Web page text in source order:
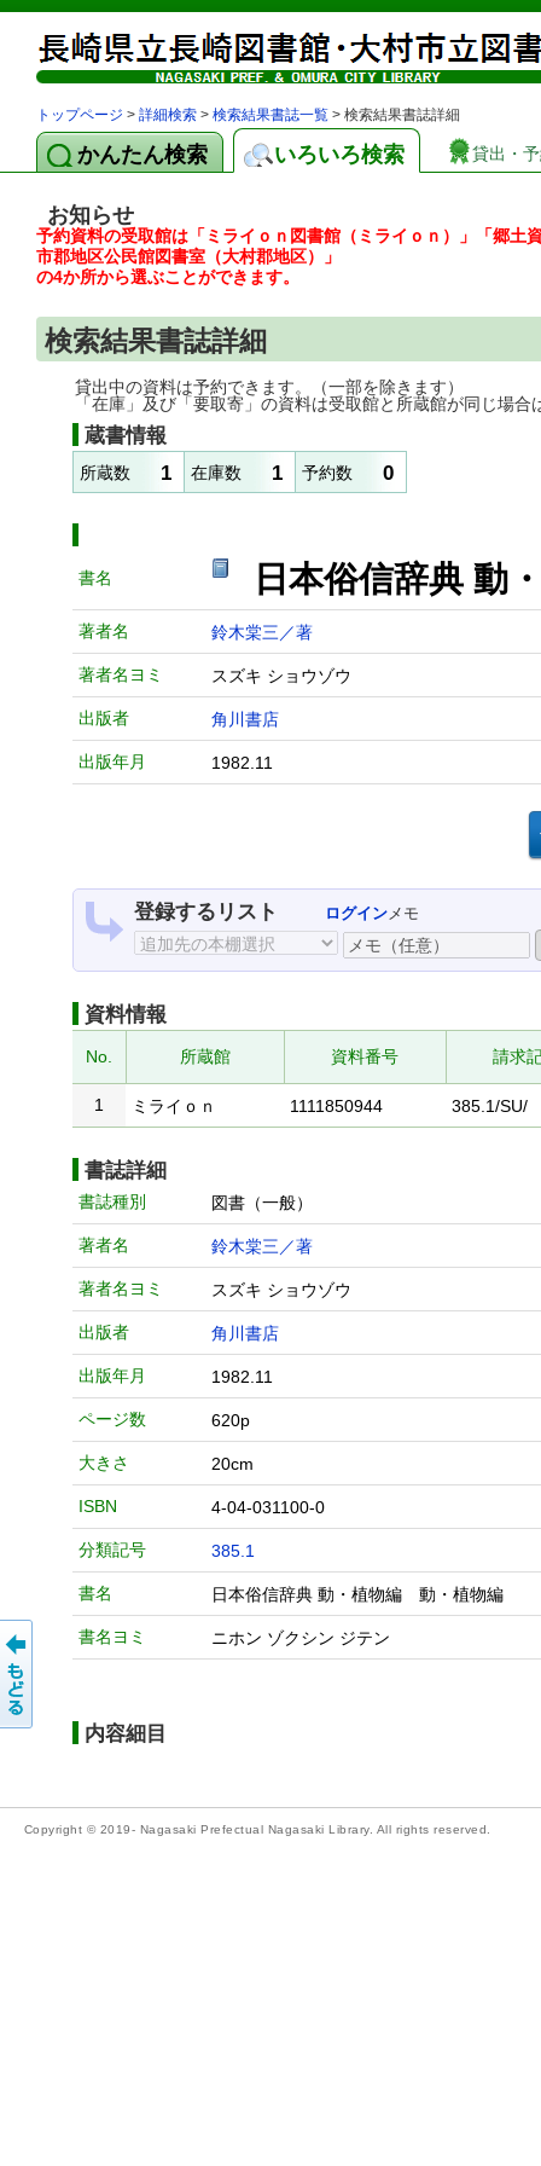
トップページ > 詳細検索 > 検索結果書誌一覧 > 検索結果書誌詳細
かんたん検索 いろいろ検索 貸出・
お知らせ
予約資料の受取館は「ミライｏｎ図書館（ミライｏｎ）」「郷
市郡地区公民館図書室（大村郡地区）」
の4か所から選ぶことができます。
検索結果書誌詳細
貸出中の資料は予約できます。（一部を除きます）
「在庫」及び「要取寄」の資料は受取館と所蔵館が同じ場合
蔵書情報
所蔵数 1 在庫数 1 予約数 0
書名 日本俗信辞典 動
著者名 鈴木棠三／著
著者名ヨミ スズキ ショウゾウ
出版者 角川書店
出版年月 1982.11
登録するリスト ログインメモ
資料情報
No. 所蔵館 資料番号 請求
1 ミライｏｎ 1111850944 385.1/SU/
書誌詳細
書誌種別 図書（一般）
著者名 鈴木棠三／著
著者名ヨミ スズキ ショウゾウ
出版者 角川書店
出版年月 1982.11
ページ数 620p
大きさ 20cm
ISBN 4-04-031100-0
分類記号 385.1
書名 日本俗信辞典 動・植物編 動・植物編
書名ヨミ ニホン ゾクシン ジテン
内容細目
Copyright © 2019- Nagasaki Prefectual Nagasaki Library. All rights reserved.